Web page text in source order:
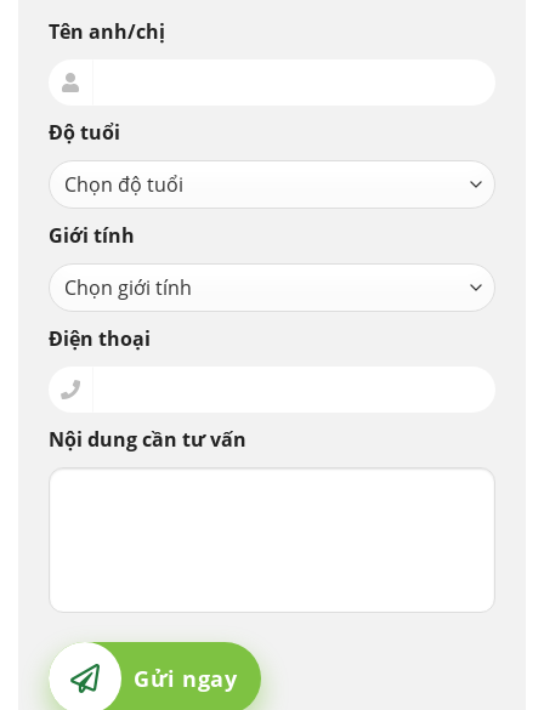
Nội dung cần tư vấn
Tên anh/chị
Độ tuổi
Giới tính
Điện thoại
Gửi ngay